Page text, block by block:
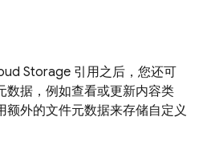
Storage 引用之后，您还可
数据，例如查看或更新内容类
额外的文件元数据来存储自定义